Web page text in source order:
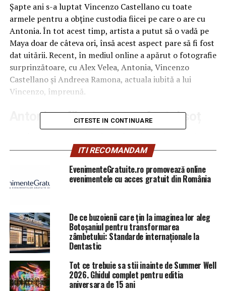
Șapte ani s-a luptat Vincenzo Castellano cu toate
armele pentru a obține custodia fiicei pe care o are cu
Antonia. În tot acest timp, artista a putut să o vadă pe
Maya doar de câteva ori, însă acest aspect pare să fi fost
dat uitării. Recent, în mediul online a apărut o fotografie
surprinzătoare, cu Alex Velea, Antonia, Vincenzo
Castellano și Andreea Ramona, actuala iubită a lui
Vincenzo, împreună.
Antonia a făcut pace cu fostul soț
umilit-o și agresat-o și episodul cu bodyguard-ul de la
Nuba, stropit cu șampanie, sunt principalele
„evenimente” prin care Antonia și Alex Velea au ajuns în
atenția presei, în ultimele săptămâni. Poate de aceea,
Castellano.
CITESTE IN CONTINUARE
ITI RECOMANDAM
EvenimenteGratuite.ro promovează online
evenimentele cu acces gratuit din România
De ce buzoienii care țin la imaginea lor aleg
Botoșaniul pentru transformarea
zâmbetului: Standarde internaționale la
Dentastic
Tot ce trebuie sa stii inainte de Summer Well
2026. Ghidul complet pentru editia
aniversara de 15 ani